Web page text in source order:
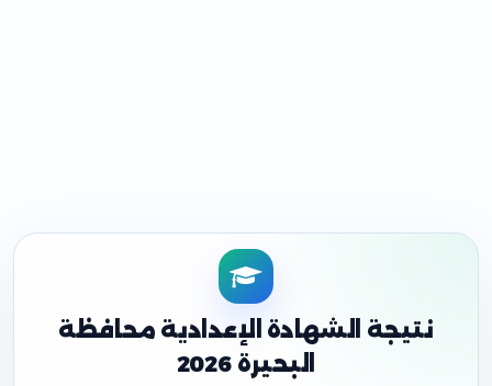
نتيجة الشهادة الإعدادية محافظة
البحيرة 2026